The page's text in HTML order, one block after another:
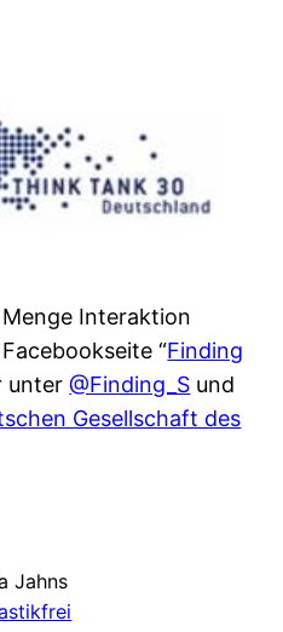
Interaktion
“Finding
unter@Finding_S und
Gesellschaft des
Jahns